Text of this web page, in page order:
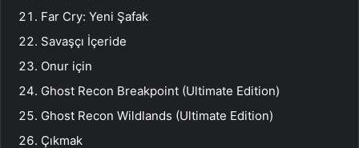
Far Cry: Yeni Şafak
Savaşçı İçeride
Onur için
Ghost Recon Breakpoint (Ultimate Edition)
Ghost Recon Wildlands (Ultimate Edition)
Çıkmak